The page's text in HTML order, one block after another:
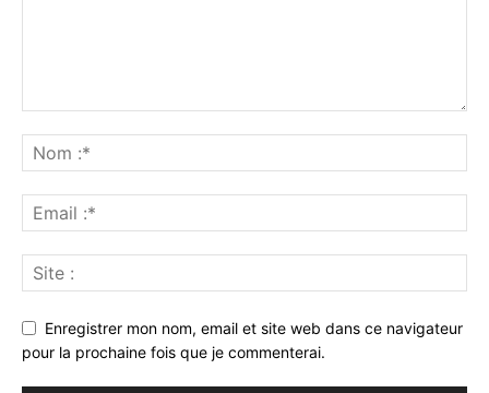
Enregistrer mon nom, email et site web dans ce navigateur
pour la prochaine fois que je commenterai.